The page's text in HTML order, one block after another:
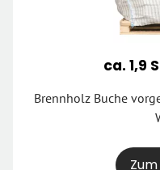
ca. 1,9
Brennholz Buche